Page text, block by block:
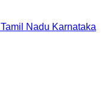
Tamil Nadu Karnataka